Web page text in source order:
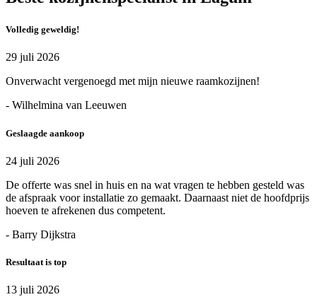
Volledig geweldig!
29 juli 2026
Onverwacht vergenoegd met mijn nieuwe raamkozijnen!
- Wilhelmina van Leeuwen
Geslaagde aankoop
24 juli 2026
De offerte was snel in huis en na wat vragen te hebben gesteld was
de afspraak voor installatie zo gemaakt. Daarnaast niet de hoofdprijs
hoeven te afrekenen dus competent.
- Barry Dijkstra
Resultaat is top
13 juli 2026